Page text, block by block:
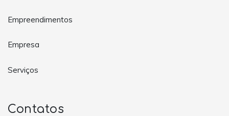
Empreendimentos
Empresa
Serviços
Contatos